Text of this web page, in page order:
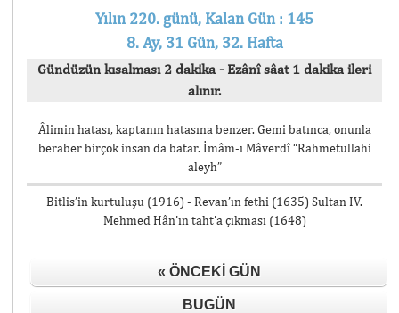
Yılın 220. günü, Kalan Gün : 145
8. Ay, 31 Gün, 32. Hafta
Gündüzün kısalması 2 dakika - Ezânî sâat 1 dakika ileri
alınır.
Âlimin hatası, kaptanın hatasına benzer. Gemi batınca, onunla
beraber birçok insan da batar. İmâm-ı Mâverdî “Rahmetullahi
aleyh”
Bitlis’in kurtuluşu (1916) - Revan’ın fethi (1635) Sultan IV.
Mehmed Hân’ın taht’a çıkması (1648)
« ÖNCEKI GÜN
BUGÜN